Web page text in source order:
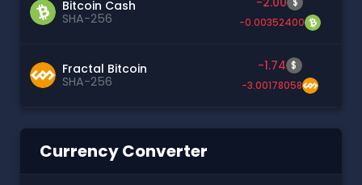
Bitcoin Cash
SHA-256
-0.00352400
Fractal Bitcoin
SHA-256
-1.74 $
-3.00178058
Currency Converter